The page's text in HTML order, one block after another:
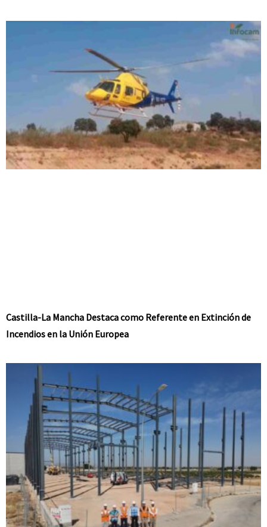
Castilla-La Mancha Destaca como Referente en Extinción de
Incendios en la Unión Europea